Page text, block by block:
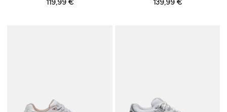
119,99 € 139,99 €